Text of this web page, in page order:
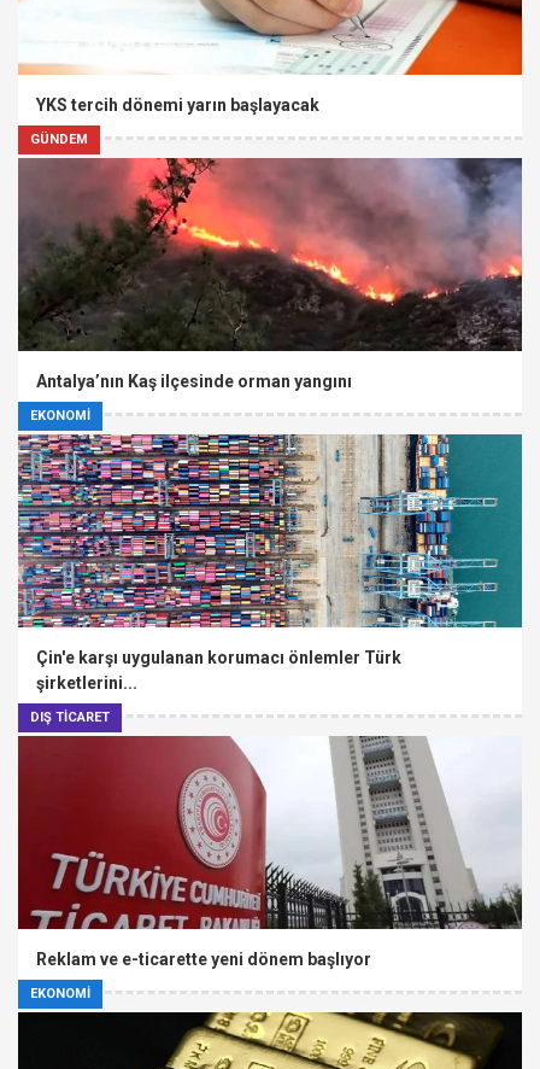
GÜNDEM
YKS tercih dönemi yarın başlayacak
EKONOMİ
Antalya’nın Kaş ilçesinde orman yangını
DIŞ TİCARET
Çin'e karşı uygulanan korumacı önlemler Türk
şirketlerini...
EKONOMİ
Reklam ve e-ticarette yeni dönem başlıyor